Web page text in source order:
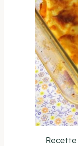
Recette